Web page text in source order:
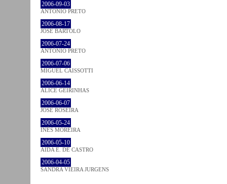
2006-09-03
ANTÓNIO PRETO
2006-08-17
JOSÉ BÁRTOLO
2006-07-24
ANTÓNIO PRETO
2006-07-06
MIGUEL CAISSOTTI
2006-06-14
ALICE GEIRINHAS
2006-06-07
JOSÉ ROSEIRA
2006-05-24
INÊS MOREIRA
2006-05-10
AIDA E. DE CASTRO
2006-04-05
SANDRA VIEIRA JURGENS